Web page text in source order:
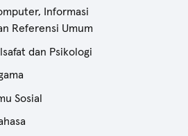
Informasi
Referensi Umum
dan Psikologi
Sosial